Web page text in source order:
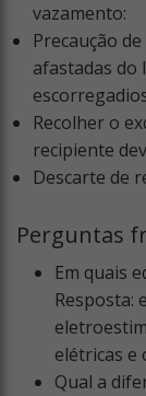
vazamento:
Precaução
afastadas do
Recolher o
recipiente
Descarte de
Perguntas
Em quais
Resposta:
elétricas e
Qual a